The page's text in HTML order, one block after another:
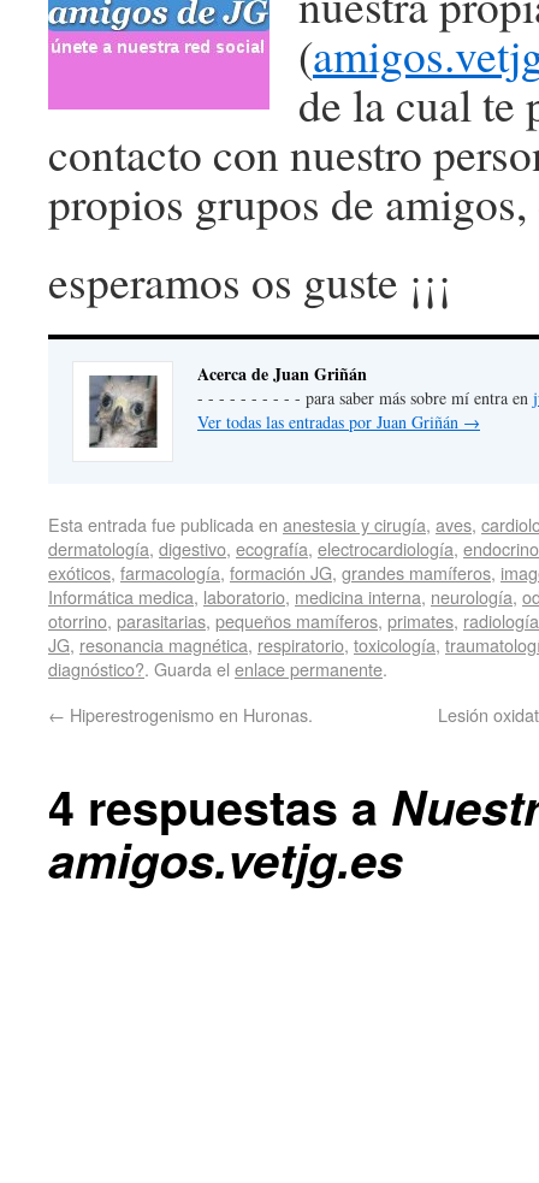
(
de la cual te
contacto con nuestro
propios grupos de amigos,
esperamos os guste ¡¡¡
Acerca de Juan Griñán
- - - - - - - - - - para saber más sobre mí entra en
Ver todas las entradas por Juan Griñán →
Esta entrada fue publicada en anestesia y cirugía, aves,
dermatología, digestivo, ecografía, electrocardiología,
exóticos, farmacología, formación JG, grandes mamíferos,
Informática medica, laboratorio, medicina interna, neurología,
otorrino, parasitarias, pequeños mamíferos, primates, radiología
JG, resonancia magnética, respiratorio, toxicología,
diagnóstico?. Guarda el enlace permanente.
← Hiperestrogenismo en Huronas. Lesión
4 respuestas a
amigos.vetjg.es